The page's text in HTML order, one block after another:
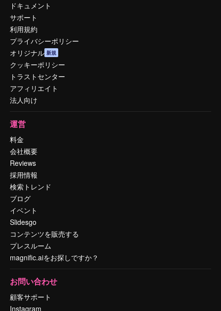
ドキュメント
サポート
利用規約
プライバシーポリシー
オリジナル 新規
クッキーポリシー
トラストセンター
アフィリエイト
法人向け
運営
料金
会社概要
Reviews
採用情報
検索トレンド
ブログ
イベント
Slidesgo
コンテンツを販売する
プレスルーム
magnific.aiをお探しですか？
お問い合わせ
顧客サポート
Instagram